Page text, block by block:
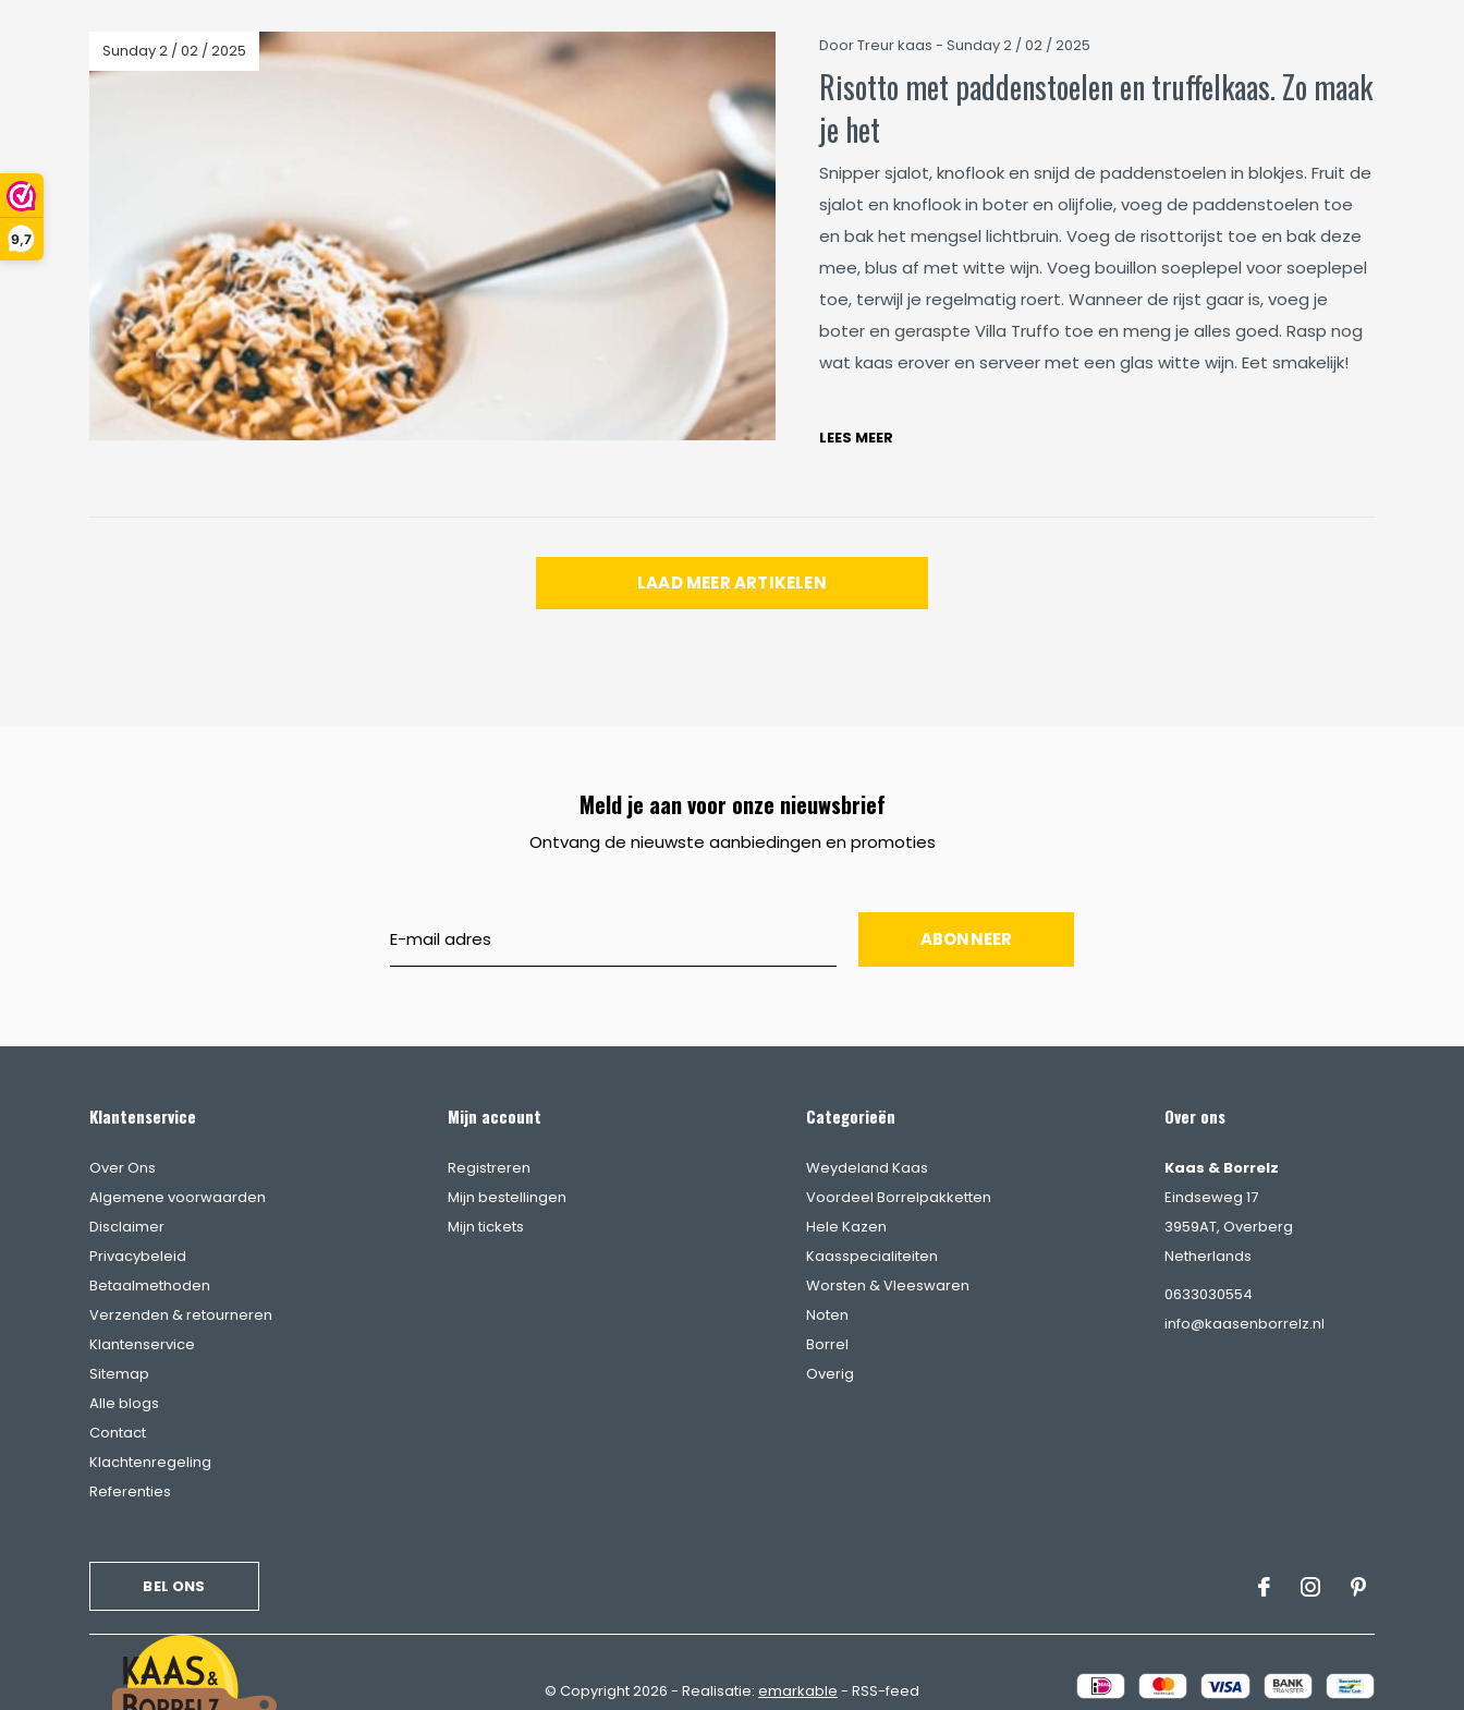
9,7
Sunday 2 / 02 / 2025 Door Treur kaas - Sunday 2 / 02 / 2025
Risotto met paddenstoelen en truffelkaas. Zo maak
je het
Snipper sjalot, knoflook en snijd de paddenstoelen in blokjes. Fruit de
sjalot en knoflook in boter en olijfolie, voeg de paddenstoelen toe
en bak het mengsel lichtbruin. Voeg de risottorijst toe en bak deze
mee, blus af met witte wijn. Voeg bouillon soeplepel voor soeplepel
toe, terwijl je regelmatig roert. Wanneer de rijst gaar is, voeg je
boter en geraspte Villa Truffo toe en meng je alles goed. Rasp nog
wat kaas erover en serveer met een glas witte wijn. Eet smakelijk!
LEES MEER
LAAD MEER ARTIKELEN
Meld je aan voor onze nieuwsbrief
Ontvang de nieuwste aanbiedingen en promoties
ABONNEER
Klantenservice
Over Ons
Algemene voorwaarden
Disclaimer
Privacybeleid
Betaalmethoden
Verzenden & retourneren
Klantenservice
Sitemap
Alle blogs
Contact
Klachtenregeling
Referenties
Mijn account
Registreren
Mijn bestellingen
Mijn tickets
Categorieën
Weydeland Kaas
Voordeel Borrelpakketten
Hele Kazen
Kaasspecialiteiten
Worsten & Vleeswaren
Noten
Borrel
Overig
Over ons
Kaas & Borrelz
Eindseweg 17
3959AT, Overberg
Netherlands
0633030554
info@kaasenborrelz.nl
BEL ONS
© Copyright2026 - Realisatie: emarkable - RSS-feed